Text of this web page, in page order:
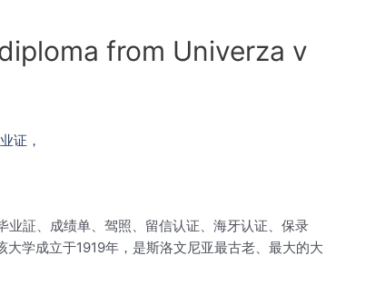
from Univerza v
业証、成绩单、驾照、留信认证、海牙认证、保录
学成立于1919年，是斯洛文尼亚最古老、最大的大